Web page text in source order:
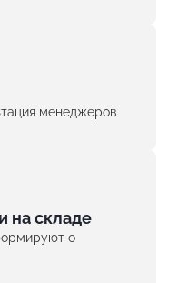
менеджеров
на складе
о